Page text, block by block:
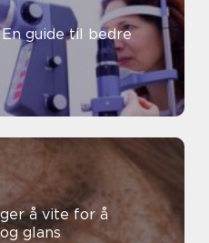
guide til bedre
å vite for å
glans